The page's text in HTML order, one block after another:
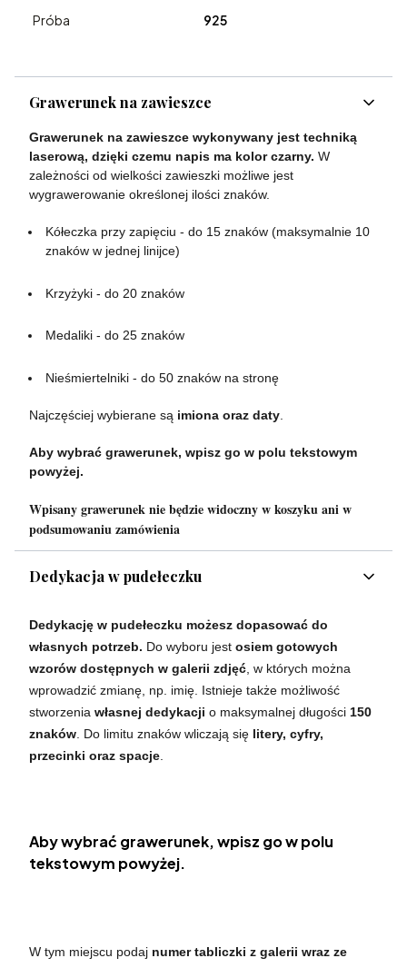
Próba
925
Grawerunek na zawieszce
Grawerunek na zawieszce wykonywany jest techniką
laserową, dzięki czemu napis ma kolor czarny. W
zależności od wielkości zawieszki możliwe jest
wygrawerowanie określonej ilości znaków.
Kółeczka przy zapięciu - do 15 znaków (maksymalnie 10
znaków w jednej linijce)
Krzyżyki - do 20 znaków
Medaliki - do 25 znaków
Nieśmiertelniki - do 50 znaków na stronę
Najczęściej wybierane są imiona oraz daty
Aby wybrać grawerunek, wpisz go w polu tekstowym
powyżej.
Wpisany grawerunek nie będzie widoczny w koszyku ani w
podsumowaniu zamówienia
Dedykacja w pudełeczku
Dedykację w pudełeczku możesz dopasować do
własnych potrzeb. Do wyboru jest osiem gotowych
wzorów dostępnych w galerii zdjęć , w których można
wprowadzić zmianę, np. imię. Istnieje także możliwość
stworzenia własnej dedykacji o maksymalnej długości 150
znaków . Do limitu znaków wliczają się litery, cyfry,
przecinki oraz spacje
Aby wybrać grawerunek, wpisz go w polu
tekstowym powyżej.
W tym miejscu podaj numer tabliczki z galerii wraz ze